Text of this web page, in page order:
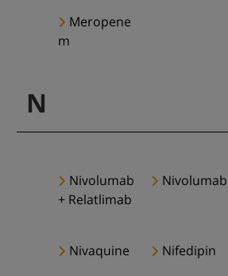
Meropene
m
N
Nivolumab
+ Relatlimab
Nivolumab
Nivaquine
Nifedipin